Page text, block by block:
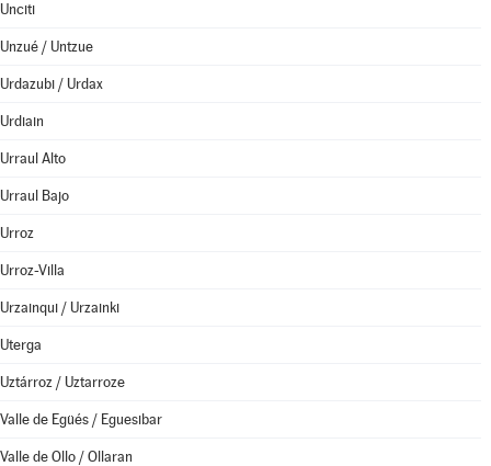
Unciti
Unzué / Untzue
Urdazubi / Urdax
Urdiain
Urraul Alto
Urraul Bajo
Urroz
Urroz-Villa
Urzainqui / Urzainki
Uterga
Uztárroz / Uztarroze
Valle de Egüés / Eguesibar
Valle de Ollo / Ollaran